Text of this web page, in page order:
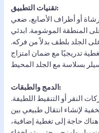
تقنيات التطبيق:
أو أطراف الأصابع، ضعي
المنطقة الموشومة. ابدئي
الجلد بلطف بدلاً من فركه.
تدريجيًا مع ضمان امتزاج
الدمج والطبقات:
النقر أو التنقيط اللطيفة.
لإنشاء انتقال طبيعي بين
حاجة إلى تغطية إضافية،